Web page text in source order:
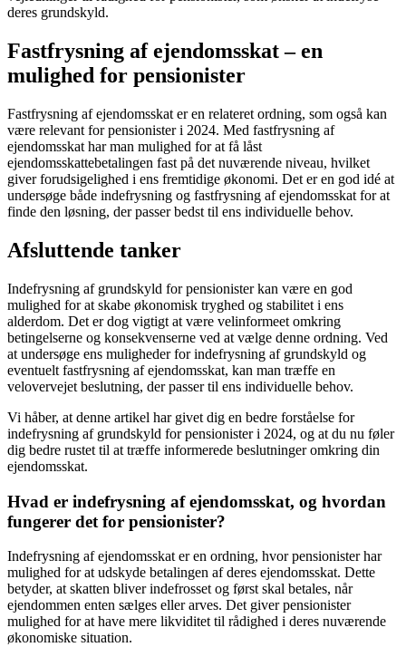
deres grundskyld.
Fastfrysning af ejendomsskat – en
mulighed for pensionister
Fastfrysning af ejendomsskat er en relateret ordning, som også kan
være relevant for pensionister i 2024. Med fastfrysning af
ejendomsskat har man mulighed for at få låst
ejendomsskattebetalingen fast på det nuværende niveau, hvilket
giver forudsigelighed i ens fremtidige økonomi. Det er en god idé at
undersøge både indefrysning og fastfrysning af ejendomsskat for at
finde den løsning, der passer bedst til ens individuelle behov.
Afsluttende tanker
Indefrysning af grundskyld for pensionister kan være en god
mulighed for at skabe økonomisk tryghed og stabilitet i ens
alderdom. Det er dog vigtigt at være velinformeet omkring
betingelserne og konsekvenserne ved at vælge denne ordning. Ved
at undersøge ens muligheder for indefrysning af grundskyld og
eventuelt fastfrysning af ejendomsskat, kan man træffe en
velovervejet beslutning, der passer til ens individuelle behov.
Vi håber, at denne artikel har givet dig en bedre forståelse for
indefrysning af grundskyld for pensionister i 2024, og at du nu føler
dig bedre rustet til at træffe informerede beslutninger omkring din
ejendomsskat.
Hvad er indefrysning af ejendomsskat, og hvordan
fungerer det for pensionister?
Indefrysning af ejendomsskat er en ordning, hvor pensionister har
mulighed for at udskyde betalingen af deres ejendomsskat. Dette
betyder, at skatten bliver indefrosset og først skal betales, når
ejendommen enten sælges eller arves. Det giver pensionister
mulighed for at have mere likviditet til rådighed i deres nuværende
økonomiske situation.